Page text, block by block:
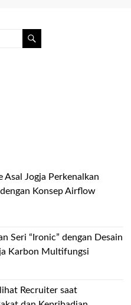
Asal Jogja Perkenalkan
Konsep Airflow
Seri “Ironic” dengan Desain
Karbon Multifungsi
Recruiter saat